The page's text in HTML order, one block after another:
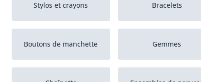
Stylos et crayons Bracelets
Boutons de manchette Gemmes